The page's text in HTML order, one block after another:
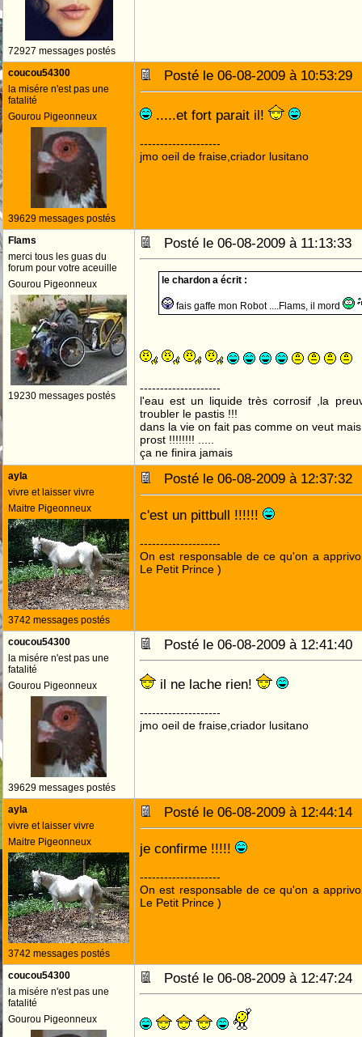
72927 messages postés
coucou54300
la misére n'est pas une
fatalité
Gourou Pigeonneux
39629 messages postés
Posté le 06-08-2009 à
.....et fort parait il!
--------------------
jmo oeil de fraise,criador lusitano
Flams
merci tous les guas du
forum pour votre aceuille
Gourou Pigeonneux
19230 messages postés
Posté le 06-08-2009 à
le chardon a écrit :
fais gaffe mon Robot ....Flams, il mord
--------------------
l'eau est un liquide très corrosif ,la
troubler le pastis !!!
dans la vie on fait pas comme on veut
prost !!!!!!!! .....
ça ne finira jamais
ayla
vivre et laisser vivre
Maitre Pigeonneux
3742 messages postés
Posté le 06-08-2009 à
c'est un pittbull !!!!!!
--------------------
On est responsable de ce qu'on a
Le Petit Prince )
coucou54300
la misére n'est pas une
fatalité
Gourou Pigeonneux
39629 messages postés
Posté le 06-08-2009 à
il ne lache rien!
--------------------
jmo oeil de fraise,criador lusitano
ayla
vivre et laisser vivre
Maitre Pigeonneux
3742 messages postés
Posté le 06-08-2009 à
je confirme !!!!!
--------------------
On est responsable de ce qu'on a
Le Petit Prince )
coucou54300
la misére n'est pas une
fatalité
Gourou Pigeonneux
Posté le 06-08-2009 à